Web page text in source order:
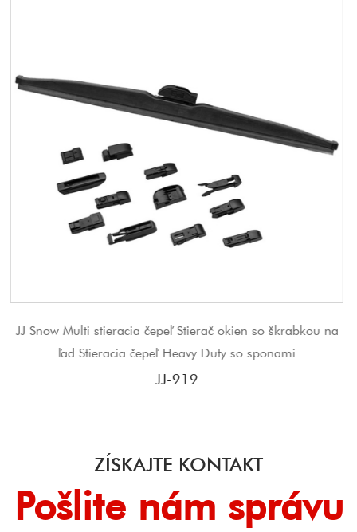
okien so škrabkou na
so sponami
JJ stieracia lišta dodávateľ rám
stierača
ZÍSKAJTE KONTAKT
Pošlite nám správu